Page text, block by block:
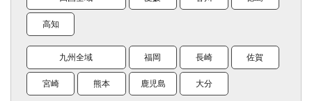
高知
九州全域 福岡 長崎 佐賀
宮崎 熊本 鹿児島 大分